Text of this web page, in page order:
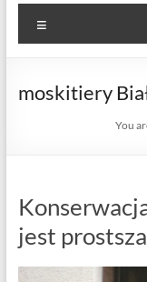
ramkowe i
drzwiowe
moskitiery
You
jest